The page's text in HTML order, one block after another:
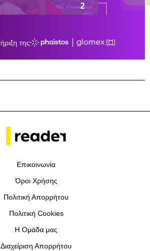
Επικοινωνία
Όροι Χρήσης
Πολιτική Απορρήτου
Πολιτική Cookies
Η Ομάδα μας
Διαχείριση Απορρήτου